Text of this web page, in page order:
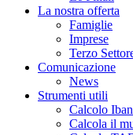
La nostra offerta
Famiglie
Imprese
Terzo
Comunicazione
News
Strumenti utili
Calcolo Iban
Calcola il